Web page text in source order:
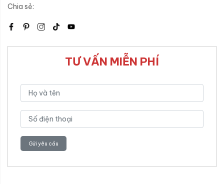
Chia sẻ:
TƯ VẤN MIỄN PHÍ
Gửi yêu cầu